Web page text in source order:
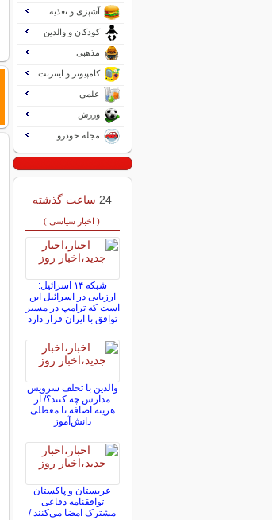
آشپزی و تغذیه
کودکان و والدین
مذهبی
کامپیوتر و اینترنت
علمی
ورزش
مجله خودرو
24 ساعت گذشته
( اخبار سیاسی )
شبکه ۱۴ اسرائیل:
ارزیابی در اسرائیل این
است که ترامپ در مسیر
توافق با ایران قرار دارد
والدین با تخلف سرویس
مدارس چه کنند؟/ از
هزینه اضافه تا معطلی
دانش‌آموز
عربستان و پاکستان
توافقنامه دفاعی
مشترک امضا می‌کنند /